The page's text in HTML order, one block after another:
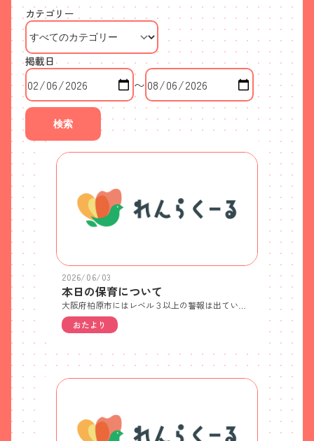
カテゴリー
掲載日
〜
検索
2026/06/03
本日の保育について
おたより